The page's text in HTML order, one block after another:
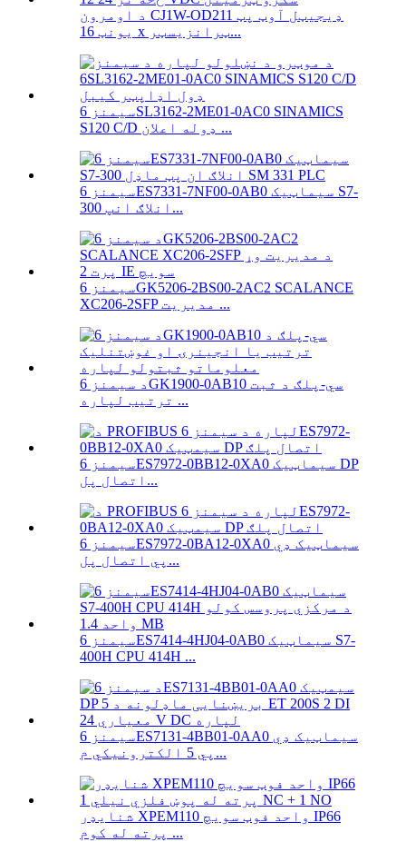
د اومرون CJ1W-OD211 ډیجیټل آوټ پټ
یونټ 16 x ټرانزیسټر...
سیمنز 6SL3162-2ME01-0AC0 SINAMICS
S120 C/D ډوله اعلان ...
سیمنز 6ES7331-7NF00-0AB0 سیماټیک S7-
300 انلاګ انپ...
سیمنز 6GK5206-2BS00-2AC2 SCALANCE
XC206-2SFP مدیریت ...
د سیمنز 6GK1900-0AB10 سي-پلګ د ثبت
ترتیب لپاره ...
سیمنز 6ES7972-0BB12-0XA0 سیماټیک DP
اتصال پل...
سیمنز 6ES7972-0BA12-0XA0 سیماټیک ډي
پي اتصال پل...
سیمنز 6ES7414-4HJ04-0AB0 سیماټیک S7-
400H CPU 414H ...
سیمنز 6ES7131-4BB01-0AA0 سیماټیک ډي
پي 5 الکترونیکي م...
شنایډر XPEM110 واحد فوټ سویچ IP66
پرته له کوم ...